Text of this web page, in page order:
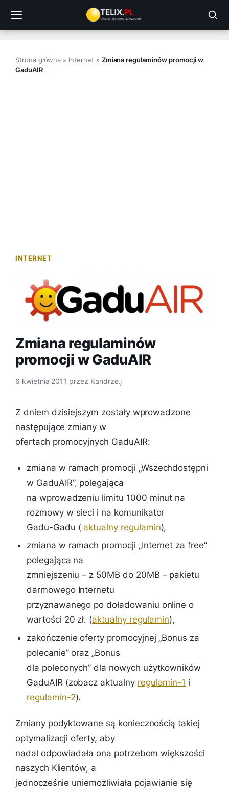
treści
Strona główna » Internet » Zmiana regulaminów promocji w
GaduAIR
INTERNET
Zmiana regulaminów
promocji w GaduAIR
6 kwietnia 2011 przez Kandrze.j
Z dniem dzisiejszym zostały wprowadzone
następujące zmiany w
ofertach promocyjnych GaduAIR:
zmiana w ramach promocji „Wszechdostępni
w GaduAIR”, polegająca
na wprowadzeniu limitu 1000 minut na
rozmowy w sieci i na komunikator
Gadu-Gadu ( aktualny regulamin),
zmiana w ramach promocji „Internet za free”
polegająca na
zmniejszeniu – z 50MB do 20MB – pakietu
darmowego Internetu
przyznawanego po doładowaniu online o
wartości 20 zł. (aktualny regulamin),
zakończenie oferty promocyjnej „Bonus za
polecanie” oraz „Bonus
dla poleconych” dla nowych użytkowników
GaduAIR (zobacz aktualny regulamin-1 i
regulamin-2).
Zmiany podyktowane są koniecznością takiej
optymalizacji oferty, aby
nadal odpowiadała ona potrzebom większości
naszych Klientów, a
jednocześnie uniemożliwiała pojawianie się